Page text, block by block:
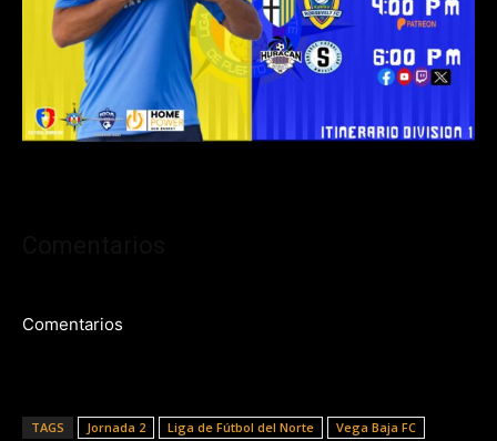
Comentarios
TAGS Jornada 2 Liga de Fútbol del Norte Vega Baja FC